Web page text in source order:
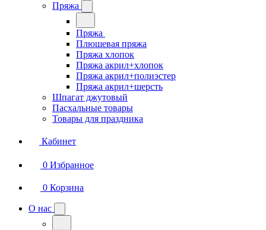
Пряжа
Пряжа
Плюшевая пряжа
Пряжа хлопок
Пряжа акрил+хлопок
Пряжа акрил+полиэстер
Пряжа акрил+шерсть
Шпагат джутовый
Пасхальные товары
Товары для праздника
Кабинет
0 Избранное
0 Корзина
О нас